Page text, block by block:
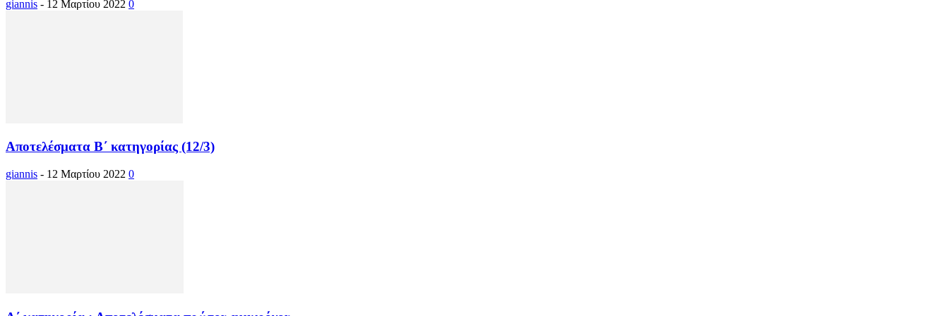
giannis - 12 Μαρτίου 2022 0
Αποτελέσματα Β΄ κατηγορίας (12/3)
giannis - 12 Μαρτίου 2022 0